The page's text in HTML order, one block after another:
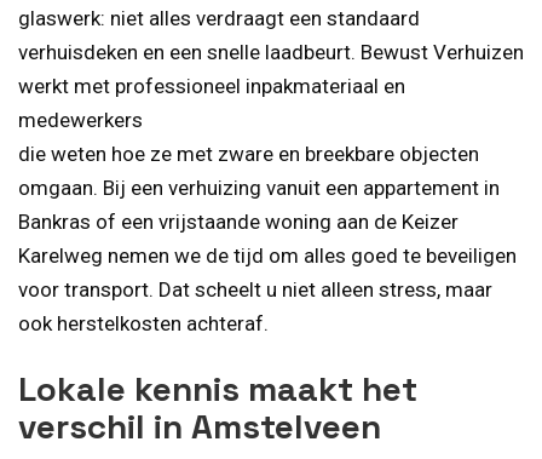
glaswerk: niet alles verdraagt een standaard
verhuisdeken en een snelle laadbeurt. Bewust Verhuizen
werkt met professioneel inpakmateriaal en
medewerkers
die weten hoe ze met zware en breekbare objecten
omgaan. Bij een verhuizing vanuit een appartement in
Bankras of een vrijstaande woning aan de Keizer
Karelweg nemen we de tijd om alles goed te beveiligen
voor transport. Dat scheelt u niet alleen stress, maar
ook herstelkosten achteraf.
Lokale kennis maakt het
verschil in Amstelveen